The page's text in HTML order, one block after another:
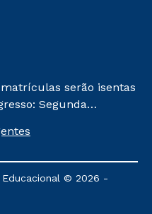
serão isentas
Segunda
matrícula será de R$
cursos: Ensino
e Metodologia
Atuais.
Educacional © 2026 -